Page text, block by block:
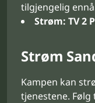
tilgjengelig
Strøm: TV 2
Strøm
Kampen kan
tjenestene.